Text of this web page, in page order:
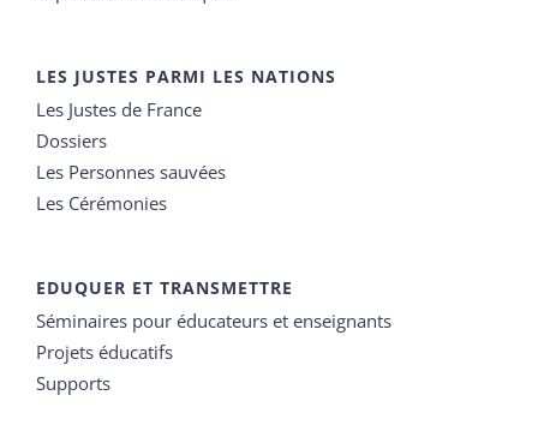
LES JUSTES PARMI LES NATIONS
Les Justes de France
Dossiers
Les Personnes sauvées
Les Cérémonies
EDUQUER ET TRANSMETTRE
Séminaires pour éducateurs et enseignants
Projets éducatifs
Supports